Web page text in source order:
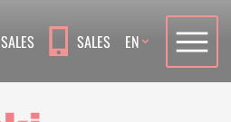
SALES SALES Language
EN